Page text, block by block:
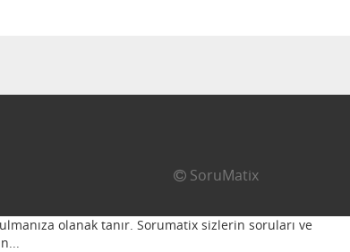
SoruMatix
olanak tanır. Sorumatix sizlerin soruları ve